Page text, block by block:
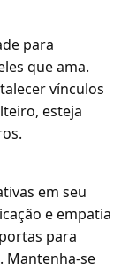
para
que ama.
vínculos
esteja
em seu
e empatia
para
Mantenha-se